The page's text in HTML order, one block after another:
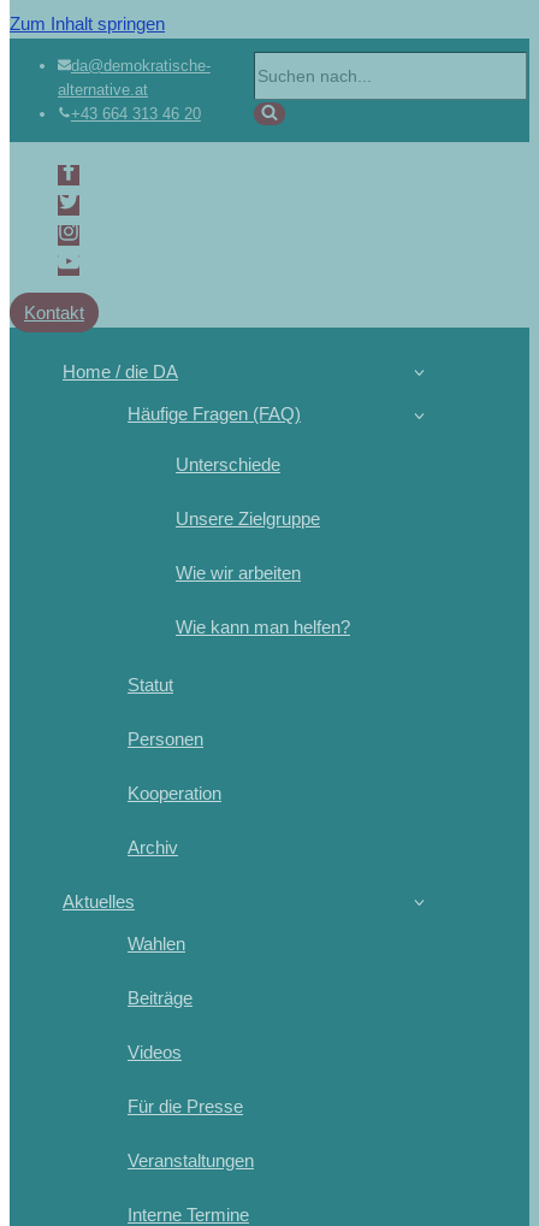
Zum Inhalt springen
da@demokratische-
alternative.at
+43 664 313 46 20
Kontakt
Home / die DA
Häufige Fragen (FAQ)
Unterschiede
Unsere Zielgruppe
Wie wir arbeiten
Wie kann man helfen?
Statut
Personen
Kooperation
Archiv
Aktuelles
Wahlen
Beiträge
Videos
Für die Presse
Veranstaltungen
Interne Termine